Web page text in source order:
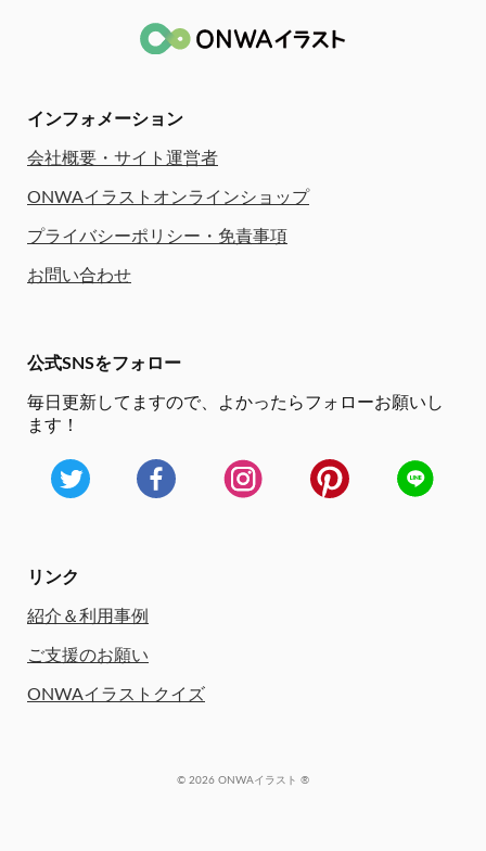
インフォメーション
会社概要・サイト運営者
ONWAイラストオンラインショップ
プライバシーポリシー・免責事項
お問い合わせ
公式SNSをフォロー
毎日更新してますので、
よかったらフォローお願いし
ます！
リンク
紹介＆利用事例
ご支援のお願い
ONWAイラストクイズ
© 2026 ONWAイラスト ®